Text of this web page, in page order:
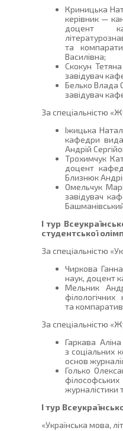
Криницька
керівник —
доцент
та
Василівна;
Скокун
завідувач
Белько Влада
завідувач
За спеціальністю
Іжицька
кафедри
Андрій
Трохимчук
доцент
Близнюк
Омельчук
завідувач
І тур
студентської
За спеціальністю
Чиркова
наук, доцент
Мельник
та
За спеціальністю
Гаркава
з соціальних
основ
Голько
журналістики
І тур
«Українська мова,